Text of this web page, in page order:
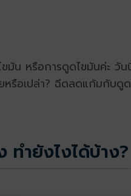
มัน หรือการดูดไขมันค่ะ วั
รือเปล่า? ฉีดลดแก้มกับดู
ทำยังไงได้บ้าง?